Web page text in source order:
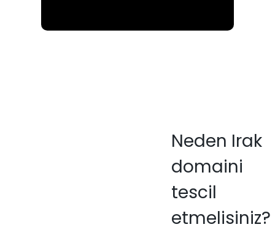
Neden Irak
domaini
tescil
etmelisiniz?